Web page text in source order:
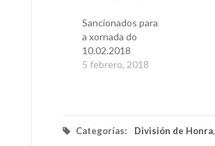
Sancionados para
a xornada do
10.02.2018
5 febrero, 2018
Categorías: División de Honra,